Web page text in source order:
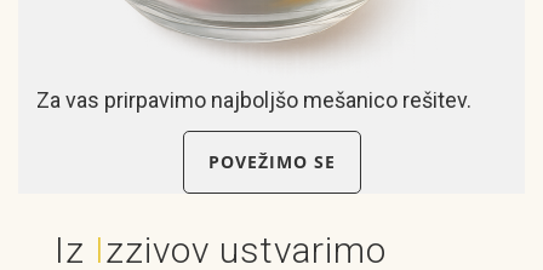
Za vas prirpavimo najboljšo mešanico rešitev.
POVEŽIMO SE
Iz Izzivov ustvarimo